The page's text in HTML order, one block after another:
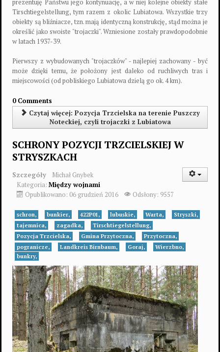
prezentuję Państwu jego kontynuację, a w niej kolejne obiekty stałe
Tirschtiegelstellung, tym razem z okolic Lubiatowa. Wszystkie trzy
obiekty są bliźniacze, tzn. mają identyczną konstrukcję, stąd można je
określić jako swoiste "trojaczki". Wzniesione zostały prawdopodobnie
w latach 1937-39.
Pierwszy z wybudowanych "trojaczków" - najlepiej zachowany - być
może dzięki temu, że położony jest daleko od ruchliwych tras i
miejscowości (od pobliskiego Lubiatowa dzielą go ok. 4 km).
0 Comments
Czytaj więcej: Pozycja Trzcielska na terenie Puszczy
Noteckiej, czyli trojaczki z Lubiatowa
SCHRONY POZYCJI TRZCIELSKIEJ W
STRYSZKACH
Szczegóły
Michał Gnybek
Kategoria: Między wojnami
Opublikowano: 06 grudzień 2016
Odsłony: 9557
schron, bunkier, 422P01, lubuskie, Warta,
Stryszki,
tajemnica,
zagadka,
Tirschtiegelstellung,
Pozycja Trzcielska,
Gmina Przytoczna,
Przytoczna,
pogranicze,
Landkreis Birnbaum, Goraj,
Wierzbno,
bunkry,